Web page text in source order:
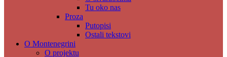
Tu oko nas
Proza
Putopisi
Ostali tekstovi
O Montenegrini
O projektu